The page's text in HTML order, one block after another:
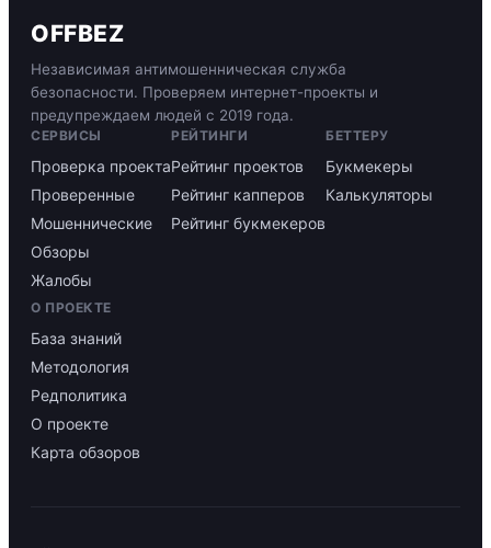
OFFBEZ
Независимая антимошенническая служба
безопасности. Проверяем интернет-проекты и
предупреждаем людей с 2019 года.
СЕРВИСЫ
Проверка проекта
Проверенные
Мошеннические
Обзоры
Жалобы
РЕЙТИНГИ
Рейтинг проектов
Рейтинг капперов
Рейтинг букмекеров
БЕТТЕРУ
Букмекеры
Калькуляторы
О ПРОЕКТЕ
База знаний
Методология
Редполитика
О проекте
Карта обзоров